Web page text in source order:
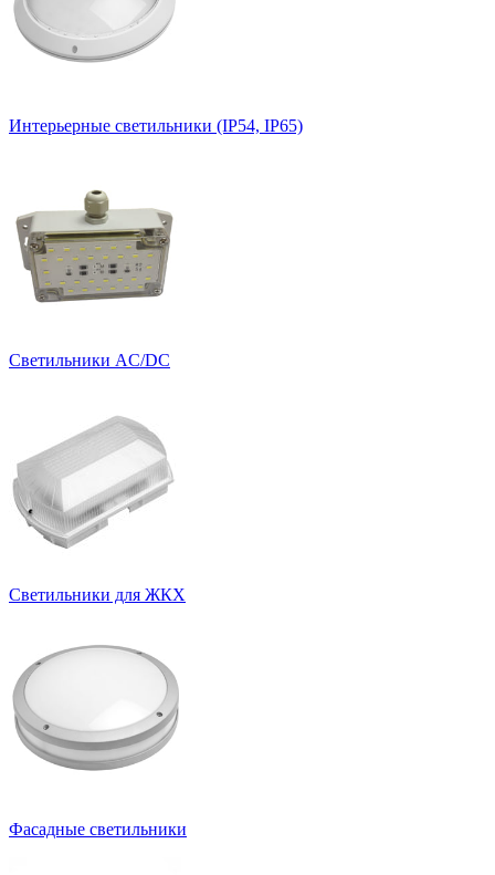
Интерьерные светильники (IP54, IP65)
Светильники AC/DC
Светильники для ЖКХ
Фасадные светильники